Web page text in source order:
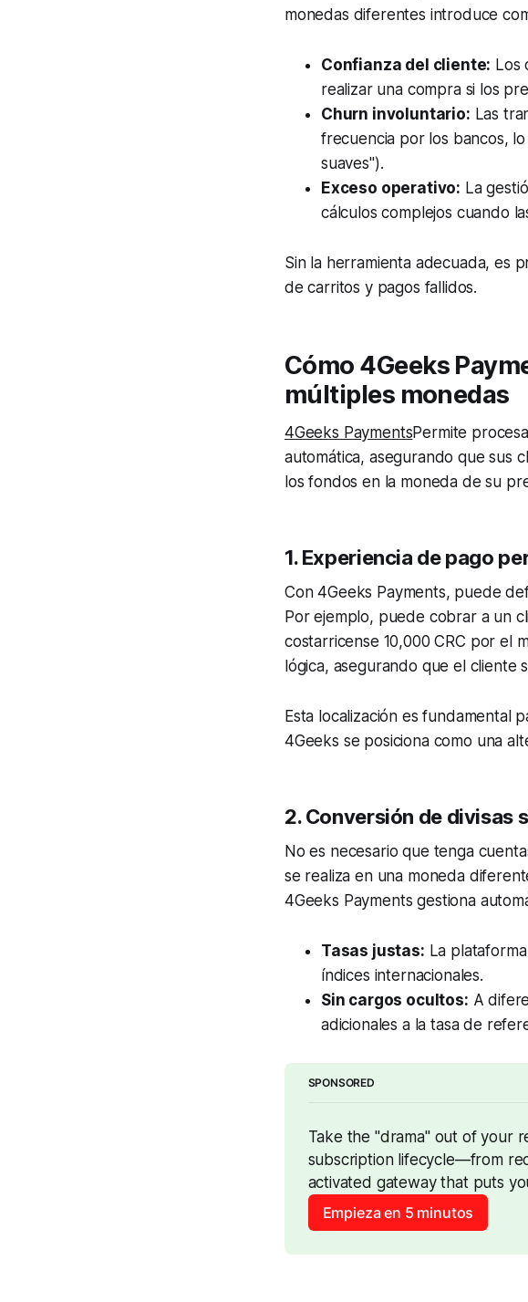
monedas diferentes introduce
Confianza del cliente: Los
realizar una compra si los
Churn involuntario: Las
frecuencia por los bancos,
suaves").
Exceso operativo: La
cálculos complejos cuando
Sin la herramienta adecuada, es
de carritos y pagos fallidos.
Cómo 4Geeks
múltiples monedas
4Geeks PaymentsPermite
automática, asegurando que sus
los fondos en la moneda de su
1. Experiencia de pago
Con 4Geeks Payments, puede
Por ejemplo, puede cobrar a un
costarricense 10,000 CRC por el
lógica, asegurando que el cliente
Esta localización es fundamental
4Geeks se posiciona como una
2. Conversión de divisas
No es necesario que tenga
se realiza en una moneda
4Geeks Payments gestiona
Tasas justas: La
índices internacionales.
Sin cargos ocultos: A
adicionales a la tasa de
SPONSORED
Take the "drama" out of your
subscription lifecycle—from
activated gateway that puts
Empieza en 5 minutos